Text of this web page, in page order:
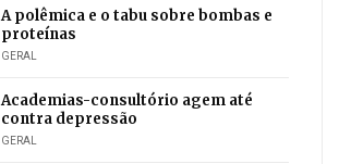
A polêmica e o tabu sobre bombas e
proteínas
GERAL
Academias-consultório agem até
contra depressão
GERAL